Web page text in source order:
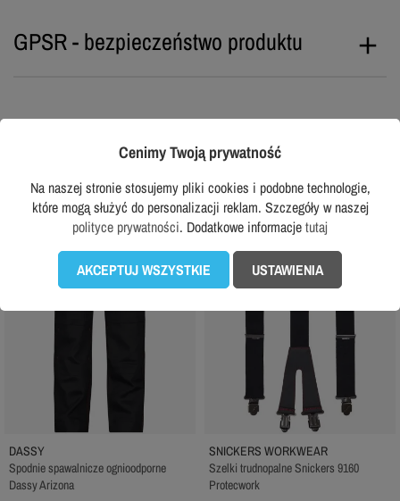
GPSR - bezpieczeństwo produktu
DASSY
Spodnie spawalnicze ognioodporne
Dassy Arizona
favorite_border
SNICKERS WORKWEAR
Szelki trudnopalne Snickers 9160
Protecwork
favorite_border
Cenimy Twoją prywatność
Na naszej stronie stosujemy pliki cookies i podobne technologie,
które mogą służyć do personalizacji reklam. Szczegóły w naszej
polityce prywatności. Dodatkowe informacjetutaj
AKCEPTUJ WSZYSTKIE USTAWIENIA